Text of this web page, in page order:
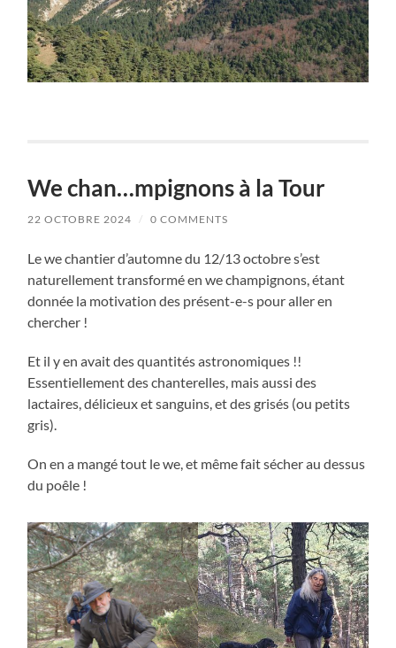
We chan…mpignons à la Tour
22 OCTOBRE 2024 / 0 COMMENTS
Le we chantier d’automne du 12/13 octobre s’est
naturellement transformé en we champignons, étant
donnée la motivation des présent-e-s pour aller en
chercher !
Et il y en avait des quantités astronomiques !!
Essentiellement des chanterelles, mais aussi des
lactaires, délicieux et sanguins, et des grisés (ou petits
gris).
On en a mangé tout le we, et même fait sécher au dessus
du poêle !